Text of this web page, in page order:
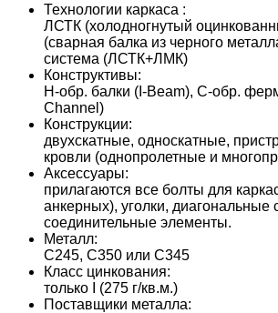
Технологии каркаса :
ЛСТК (холодногнутый
(сварная балка из черного
система (ЛСТК+ЛМК)
Конструктивы:
H-обр. балки (I-Beam), C-обр.
Channel)
Конструкции:
двухскатные, односкатные,
кровли (однопролетные и
Аксессуары:
прилагаются все болты для
анкерных), уголки, диагональные
соединительные элементы.
Металл:
С245, С350 или С345
Класс цинкования:
только I (275 г/кв.м.)
Поставщики металла: